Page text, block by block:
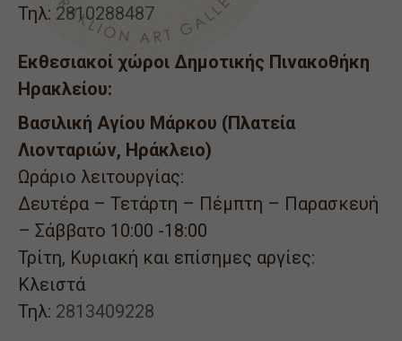
Τηλ: 2810288487
Εκθεσιακοί χώροι Δημοτικής Πινακοθήκη
Ηρακλείου:
Βασιλική Αγίου Μάρκου (Πλατεία
Λιονταριών, Ηράκλειο)
Ωράριο λειτουργίας:
Δευτέρα – Τετάρτη – Πέμπτη – Παρασκευή
– Σάββατο 10:00 -18:00
Τρίτη, Κυριακή και επίσημες αργίες:
Κλειστά
Τηλ: 2813409228